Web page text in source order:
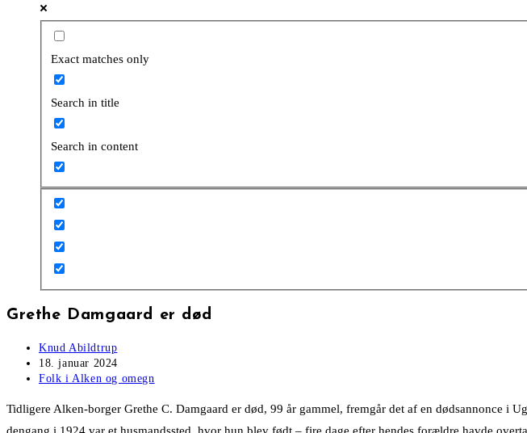
Exact matches only
Search in title
Search in content
Grethe Damgaard er død
Post
author:
Knud Abildtrup
Post
published:
18. januar 2024
Post
Folk i Alken og omegn
Tidligere Alken-borger Grethe C. Damgaard er død, 99 år gammel, fremgår det af en dødsannonce i
dengang i 1924 var et husmandssted, hvor hun blev født – fire dage efter hendes forældre havde